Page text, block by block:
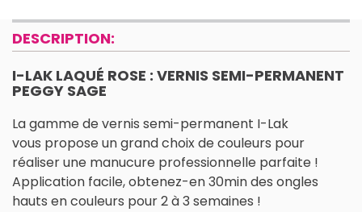
DESCRIPTION:
I-LAK LAQUÉ ROSE : VERNIS SEMI-PERMANENT
PEGGY SAGE
La gamme de vernis semi-permanent I-Lak
vous propose un grand choix de couleurs pour
réaliser une manucure professionnelle parfaite !
Application facile, obtenez-en 30min des ongles
hauts en couleurs pour 2 à 3 semaines !